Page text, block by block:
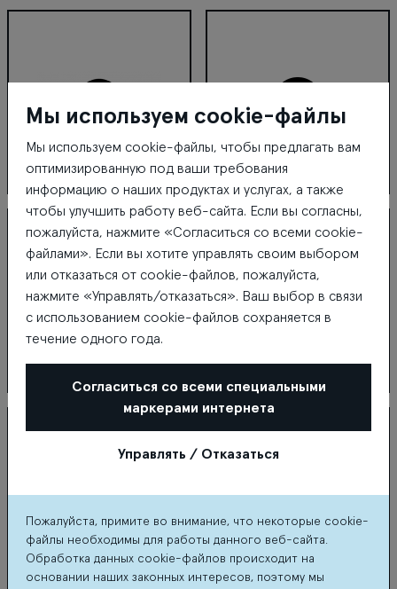
CHI Express Čili pizza
Costa Coffee
Мы используем cookie-файлы
Мы используем cookie-файлы, чтобы предлагать вам
оптимизированную под ваши требования
информацию о наших продуктах и услугах, а также
чтобы улучшить работу веб-сайта. Если вы согласны,
пожалуйста, нажмите «Согласиться со всеми cookie-
файлами». Если вы хотите управлять своим выбором
или отказаться от cookie-файлов, пожалуйста,
нажмите «Управлять/отказаться». Ваш выбор в связи
с использованием cookie-файлов сохраняется в
течение одного года.
Согласиться со всеми специальными
маркерами интернета
Управлять / Отказаться
Пожалуйста, примите во внимание, что некоторые cookie-
файлы необходимы для работы данного веб-сайта.
Обработка данных cookie-файлов происходит на
основании наших законных интересов, поэтому мы